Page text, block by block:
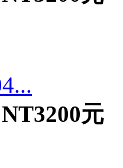
NT3200元